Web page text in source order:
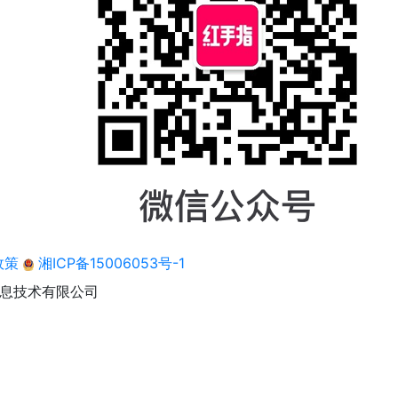
策
湘ICP备15006053号-1
技术有限公司